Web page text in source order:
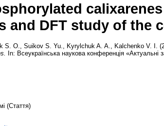
and DFT study of the
S. O., Suikov S. Yu., Kyrylchuk A. A., Kalchenko V. I.
In: Всеукраїнська наукова конференція «Актуальні
(Стаття)